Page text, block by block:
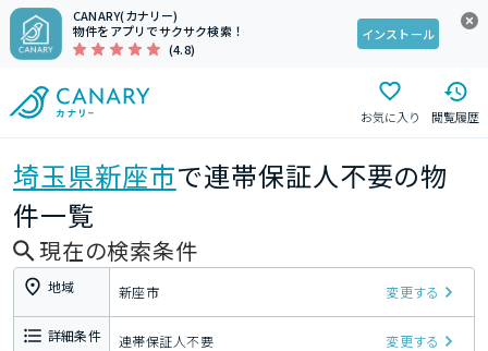
CANARY(カナリー)
物件をアプリでサクサク検索！
(4.8)
インストール
お気に入り 閲覧履歴
埼玉県新座市で連帯保証人不要の物
件一覧
現在の検索条件
地域 新座市 変更する
詳細条件 連帯保証人不要 変更する